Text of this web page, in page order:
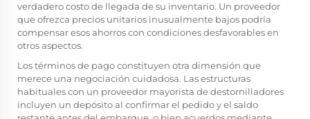
verdadero costo de llegada de su inventario. Un proveedor
que ofrezca precios unitarios inusualmente bajos podría
compensar esos ahorros con condiciones desfavorables en
otros aspectos.
Los términos de pago constituyen otra dimensión que
merece una negociación cuidadosa. Las estructuras
habituales con un proveedor mayorista de destornilladores
incluyen un depósito al confirmar el pedido y el saldo